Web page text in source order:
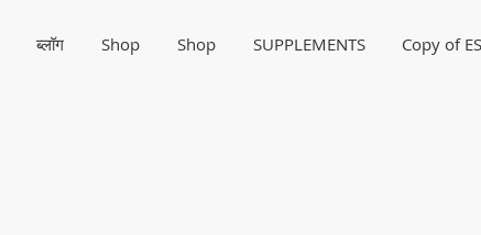
ब्लॉग Shop Shop SUPPLEMENTS Copy of